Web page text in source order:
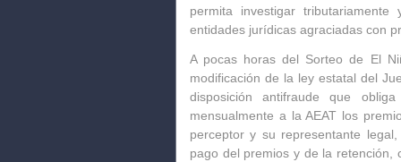
permita investigar
entidades jurídicas agraciadas con
A pocas horas del Sorteo de El
modificación de la ley estatal del
disposición antifraude que
mensualmente a la AEAT los
perceptor y su representante
pago del premios y de la retención,